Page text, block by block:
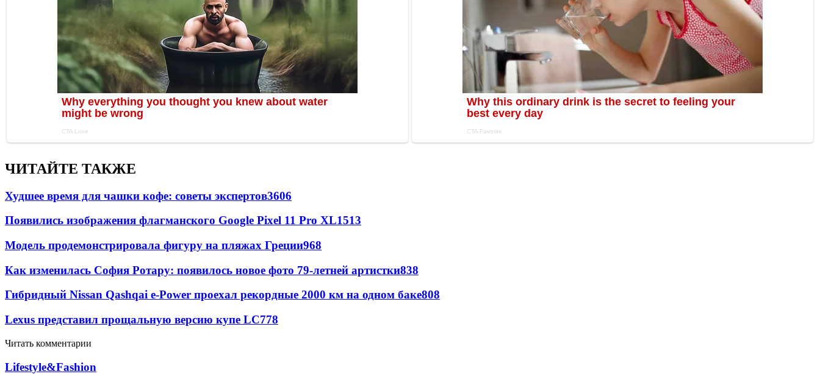
ЧИТАЙТЕ ТАКЖЕ
Худшее время для чашки кофе: советы экспертов3606
Появились изображения флагманского Google Pixel 11 Pro XL1513
Модель продемонстрировала фигуру на пляжах Греции968
Как изменилась София Ротару: появилось новое фото 79-летней артистки838
Гибридный Nissan Qashqai e-Power проехал рекордные 2000 км на одном баке808
Lexus представил прощальную версию купе LC778
Читать комментарии
Lifestyle&Fashion